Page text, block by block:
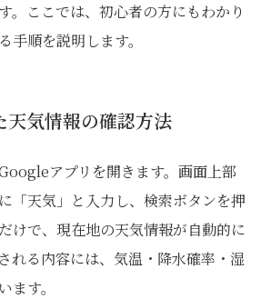
。ここでは、初心者の方にもわかり
手順を説明します。
天気情報の確認方法
アプリを開きます。画面上部
「天気」と入力し、検索ボタンを押
けで、現在地の天気情報が自動的に
れる内容には、気温・降水確率・湿
ます。